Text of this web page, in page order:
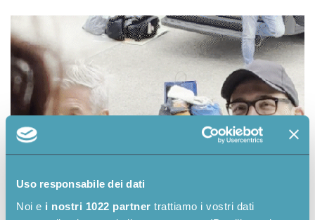
Uso responsabile dei dati
Noi e i nostri 1022 partner trattiamo i vostri dati